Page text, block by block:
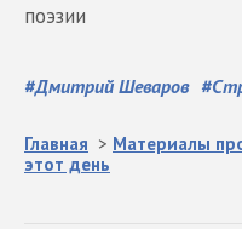
поэзии
#Дмитрий Шеваров #
Главная > Материалы
этот день